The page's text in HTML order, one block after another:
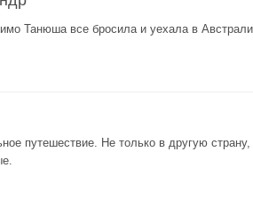
Танюша все бросила и уехала в
путешествие. Не только в другую